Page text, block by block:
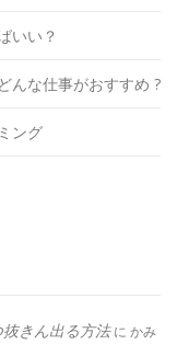
いい？
んな仕事がおすすめ ?
ング
きん出る方法に かみ